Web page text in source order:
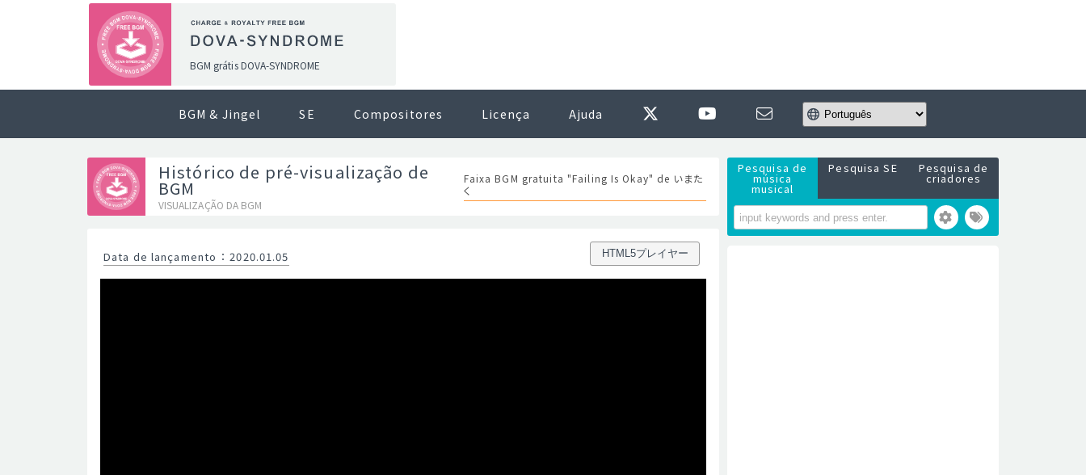
BGM grátis DOVA-SYNDROME
BGM & Jingel SE Compositores Licença Ajuda
Histórico de pré-visualização de
BGM
VISUALIZAÇÃO DA BGM
Faixa BGM gratuita "Failing Is Okay" de いまた
く
Data de lançamento ： 2020.01.05 HTML5プレイヤー
Pesquisa de
música
musical
Pesquisa SE Pesquisa de
criadores